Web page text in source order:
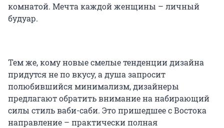
комнатой. Мечта каждой женщины – личный
будуар.
Тем же, кому новые смелые тенденции дизайна
придутся не по вкусу, а душа запросит
полюбившийся минимализм, дизайнеры
предлагают обратить внимание на набирающий
силы стиль ваби-саби. Это пришедшее с Востока
направление – практически полная